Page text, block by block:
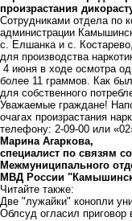
произрастания
Сотрудниками отдела по
администрации
с. Елшанка и с.
для производства
4 июня в ходе осмотра
более 11 граммов. Как
для собственного
Уважаемые граждане!
очагах произрастания
телефону: 2-09-00 или
Марина Агаркова,
специалист по связям
Межмуниципального
МВД России
Читайте также:
Две "лужайки" конопли
Облсуд огласил приговор